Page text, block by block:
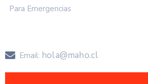
Para Emergencias
Email: hola@maho.cl